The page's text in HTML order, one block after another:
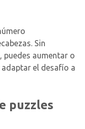
Sin
puedes aumentar o
el desafío a
puzzles